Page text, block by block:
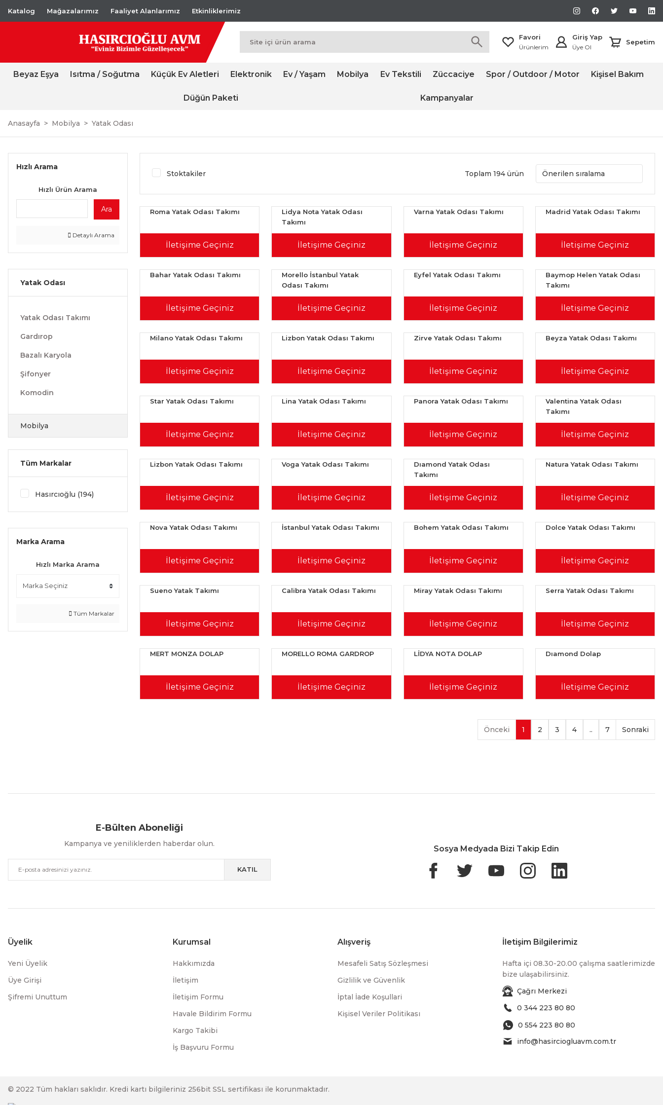
Katalog Mağazalarımız Faaliyet Alanlarımız Etkinliklerimiz
Favori
Ürünlerim
Giriş Yap
Üye Ol
Sepetim
Beyaz Eşya Isıtma / Soğutma Küçük Ev Aletleri Elektronik Ev / Yaşam Mobilya Ev Tekstili Züccaciye Spor / Outdoor / Motor Kişisel Bakım
Düğün Paketi Kampanyalar
Anasayfa Mobilya Yatak Odası
Hızlı Arama
Hızlı Ürün Arama
Ara
Detaylı Arama
Yatak Odası
Yatak Odası Takımı
Gardırop
Bazalı Karyola
Şifonyer
Komodin
Mobilya
Tüm Markalar
Hasırcıoğlu (194)
Marka Arama
Hızlı Marka Arama
Tüm Markalar
Stoktakiler Toplam 194 ürün
Roma Yatak Odası Takımı
İletişime Geçiniz
Lidya Nota Yatak Odası
Takımı
İletişime Geçiniz
Varna Yatak Odası Takımı
İletişime Geçiniz
Madrid Yatak Odası Takımı
İletişime Geçiniz
Bahar Yatak Odası Takımı
İletişime Geçiniz
Morello İstanbul Yatak
Odası Takımı
İletişime Geçiniz
Eyfel Yatak Odası Takımı
İletişime Geçiniz
Baymop Helen Yatak Odası
Takımı
İletişime Geçiniz
Milano Yatak Odası Takımı
İletişime Geçiniz
Lizbon Yatak Odası Takımı
İletişime Geçiniz
Zirve Yatak Odası Takımı
İletişime Geçiniz
Beyza Yatak Odası Takımı
İletişime Geçiniz
Star Yatak Odası Takımı
İletişime Geçiniz
Lina Yatak Odası Takımı
İletişime Geçiniz
Panora Yatak Odası Takımı
İletişime Geçiniz
Valentina Yatak Odası
Takımı
İletişime Geçiniz
Lizbon Yatak Odası Takımı
İletişime Geçiniz
Voga Yatak Odası Takımı
İletişime Geçiniz
Dıamond Yatak Odası
Takımı
İletişime Geçiniz
Natura Yatak Odası Takımı
İletişime Geçiniz
Nova Yatak Odası Takımı
İletişime Geçiniz
İstanbul Yatak Odası Takımı
İletişime Geçiniz
Bohem Yatak Odası Takımı
İletişime Geçiniz
Dolce Yatak Odası Takımı
İletişime Geçiniz
Sueno Yatak Takımı
İletişime Geçiniz
Calibra Yatak Odası Takımı
İletişime Geçiniz
Miray Yatak Odası Takımı
İletişime Geçiniz
Serra Yatak Odası Takımı
İletişime Geçiniz
MERT MONZA DOLAP
İletişime Geçiniz
MORELLO ROMA GARDROP
İletişime Geçiniz
LİDYA NOTA DOLAP
İletişime Geçiniz
Dıamond Dolap
İletişime Geçiniz
1 2 3 4 .. 7
E-Bülten Aboneliği
Kampanya ve yeniliklerden haberdar olun.
KATIL
Sosya Medyada Bizi Takip Edin
Üyelik
Yeni Üyelik
Üye Girişi
Şifremi Unuttum
Kurumsal
Hakkımızda
İletişim
İletişim Formu
Havale Bildirim Formu
Kargo Takibi
İş Başvuru Formu
Alışveriş
Mesafeli Satış Sözleşmesi
Gizlilik ve Güvenlik
İptal İade Koşullari
Kişisel Veriler Politikası
İletişim Bilgilerimiz
Hafta içi 08.30-20.00 çalışma saatlerimizde
bize ulaşabilirsiniz.
Çağrı Merkezi
0 344 223 80 80
0 554 223 80 80
info@hasirciogluavm.com.tr
© 2022 Tüm hakları saklıdır. Kredi kartı bilgileriniz 256bit SSL sertifikası ile korunmaktadır.